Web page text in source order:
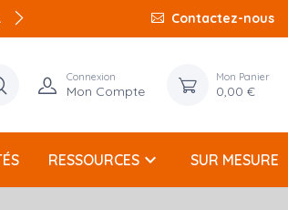
Contactez-nous
Connexion
Mon Compte
Mon Panier
0,00 €
RESSOURCES keyboard_arrow_down SUR MESURE